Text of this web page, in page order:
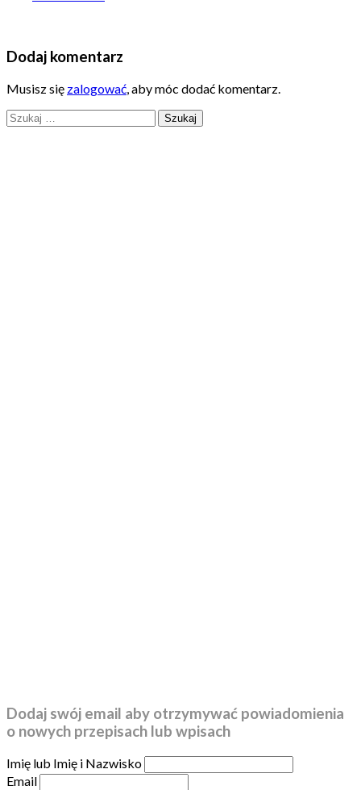
Dodaj komentarz
Musisz się zalogować, aby móc dodać komentarz.
Szukaj:
Dodaj swój email aby otrzymywać powiadomienia
o nowych przepisach lub wpisach
Imię lub Imię i Nazwisko
Email